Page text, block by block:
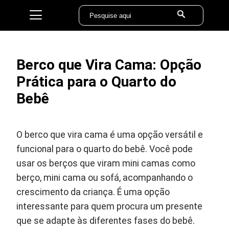
Berco que Vira Cama: Opção
Prática para o Quarto do
Bebê
O berco que vira cama é uma opção versátil e
funcional para o quarto do bebê. Você pode
usar os berços que viram mini camas como
berço, mini cama ou sofá, acompanhando o
crescimento da criança. É uma opção
interessante para quem procura um presente
que se adapte às diferentes fases do bebê.